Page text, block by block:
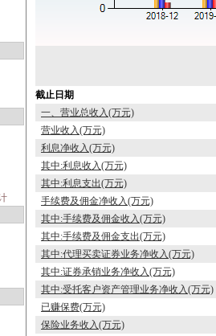
截止日期
一、营业总收入(万元)
营业收入(万元)
利息净收入(万元)
其中:利息收入(万元)
其中:利息支出(万元)
手续费及佣金净收入(万元)
其中:手续费及佣金收入(万元)
其中:手续费及佣金支出(万元)
其中:代理买卖证券业务净收入(万元)
其中:证券承销业务净收入(万元)
其中:受托客户资产管理业务净收入(万元)
已赚保费(万元)
保险业务收入(万元)